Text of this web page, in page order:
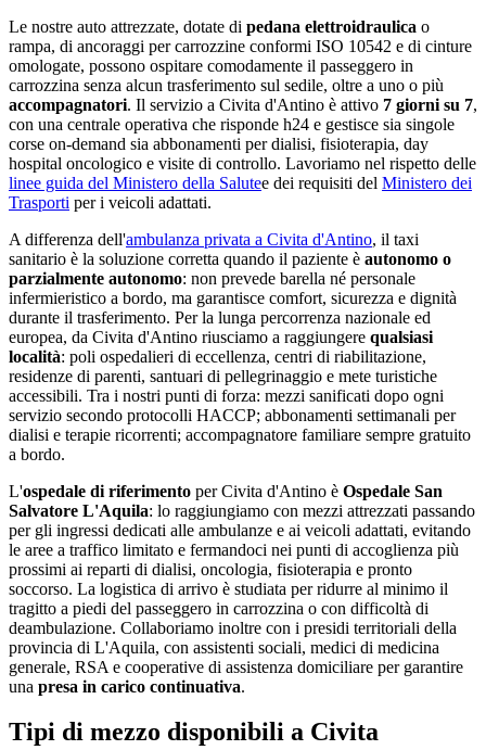
Le nostre auto attrezzate, dotate di pedana elettroidraulica o
rampa, di ancoraggi per carrozzine conformi ISO 10542 e di cinture
omologate, possono ospitare comodamente il passeggero in
carrozzina senza alcun trasferimento sul sedile, oltre a uno o più
accompagnatori. Il servizio a Civita d'Antino è attivo 7 giorni su 7,
con una centrale operativa che risponde h24 e gestisce sia singole
corse on-demand sia abbonamenti per dialisi, fisioterapia, day
hospital oncologico e visite di controllo. Lavoriamo nel rispetto delle
linee guida del Ministero della Salutee dei requisiti del Ministero dei
Trasporti per i veicoli adattati.
A differenza dell'ambulanza privata a Civita d'Antino, il taxi
sanitario è la soluzione corretta quando il paziente è autonomo o
parzialmente autonomo: non prevede barella né personale
infermieristico a bordo, ma garantisce comfort, sicurezza e dignità
durante il trasferimento. Per la lunga percorrenza nazionale ed
europea, da Civita d'Antino riusciamo a raggiungere qualsiasi
località: poli ospedalieri di eccellenza, centri di riabilitazione,
residenze di parenti, santuari di pellegrinaggio e mete turistiche
accessibili. Tra i nostri punti di forza: mezzi sanificati dopo ogni
servizio secondo protocolli HACCP; abbonamenti settimanali per
dialisi e terapie ricorrenti; accompagnatore familiare sempre gratuito
a bordo.
L'ospedale di riferimento perCivita d'Antino è Ospedale San
Salvatore L'Aquila: lo raggiungiamo con mezzi attrezzati passando
per gli ingressi dedicati alle ambulanze e ai veicoli adattati, evitando
le aree a traffico limitato e fermandoci nei punti di accoglienza più
prossimi ai reparti di dialisi, oncologia, fisioterapia e pronto
soccorso. La logistica di arrivo è studiata per ridurre al minimo il
tragitto a piedi del passeggero in carrozzina o con difficoltà di
deambulazione. Collaboriamo inoltre con i presidi territoriali della
provincia di L'Aquila, con assistenti sociali, medici di medicina
generale, RSA e cooperative di assistenza domiciliare per garantire
una presa in carico continuativa.
Tipi di mezzo disponibili a Civita